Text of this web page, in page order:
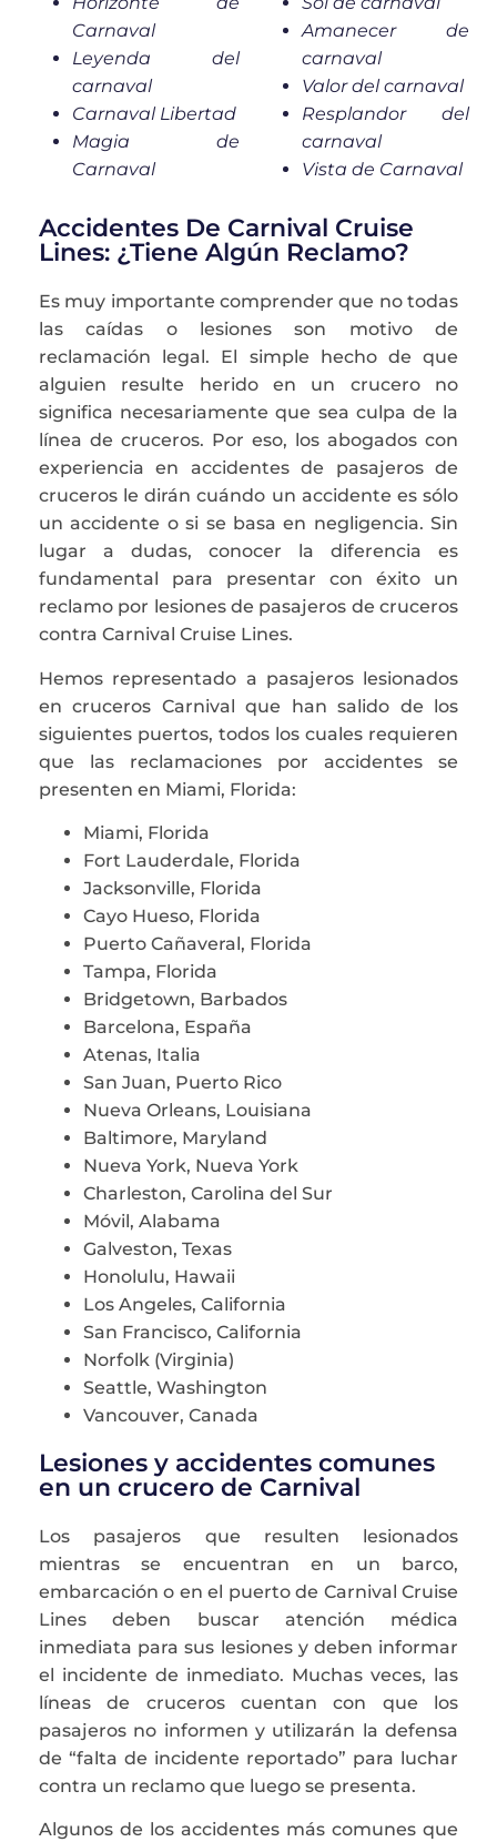
Carnaval
Leyenda del
carnaval
Carnaval Libertad
Magia de
Carnaval
Amanecer de
carnaval
Valor del carnaval
Resplandor del
carnaval
Vista de Carnaval
Accidentes De Carnival Cruise
Lines: ¿tiene Algún Reclamo?
Es muy importante comprender que no todas
las caídas o lesiones son motivo de
reclamación legal. El simple hecho de que
alguien resulte herido en un crucero no
significa necesariamente que sea culpa de la
línea de cruceros. Por eso, los abogados con
experiencia en accidentes de pasajeros de
cruceros le dirán cuándo un accidente es sólo
un accidente o si se basa en negligencia. Sin
lugar a dudas, conocer la diferencia es
fundamental para presentar con éxito un
reclamo por lesiones de pasajeros de cruceros
contra Carnival Cruise Lines.
Hemos representado a pasajeros lesionados
en cruceros Carnival que han salido de los
siguientes puertos, todos los cuales requieren
que las reclamaciones por accidentes se
presenten en Miami, Florida:
Miami, Florida
Fort Lauderdale, Florida
Jacksonville, Florida
Cayo Hueso, Florida
Puerto Cañaveral, Florida
Tampa, Florida
Bridgetown, Barbados
Barcelona, España
Atenas, Italia
San Juan, Puerto Rico
Nueva Orleans, Louisiana
Baltimore, Maryland
Nueva York, Nueva York
Charleston, Carolina del Sur
Móvil, Alabama
Galveston, Texas
Honolulu, Hawaii
Los Angeles, California
San Francisco, California
Norfolk (Virginia)
Seattle, Washington
Vancouver, Canada
Lesiones y accidentes comunes
en un crucero de Carnival
Los pasajeros que resulten lesionados
mientras se encuentran en un barco,
embarcación o en el puerto de Carnival Cruise
Lines deben buscar atención médica
inmediata para sus lesiones y deben informar
el incidente de inmediato. Muchas veces, las
líneas de cruceros cuentan con que los
pasajeros no informen y utilizarán la defensa
de “falta de incidente reportado” para luchar
contra un reclamo que luego se presenta.
Algunos de los accidentes más comunes que